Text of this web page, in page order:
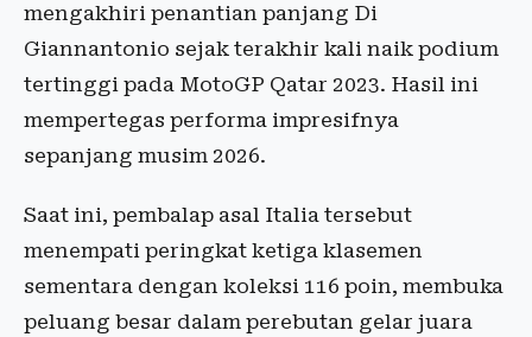
mengakhiri penantian panjang Di
Giannantonio sejak terakhir kali naik podium
tertinggi pada MotoGP Qatar 2023. Hasil ini
mempertegas performa impresifnya
sepanjang musim 2026.
Saat ini, pembalap asal Italia tersebut
menempati peringkat ketiga klasemen
sementara dengan koleksi 116 poin, membuka
peluang besar dalam perebutan gelar juara